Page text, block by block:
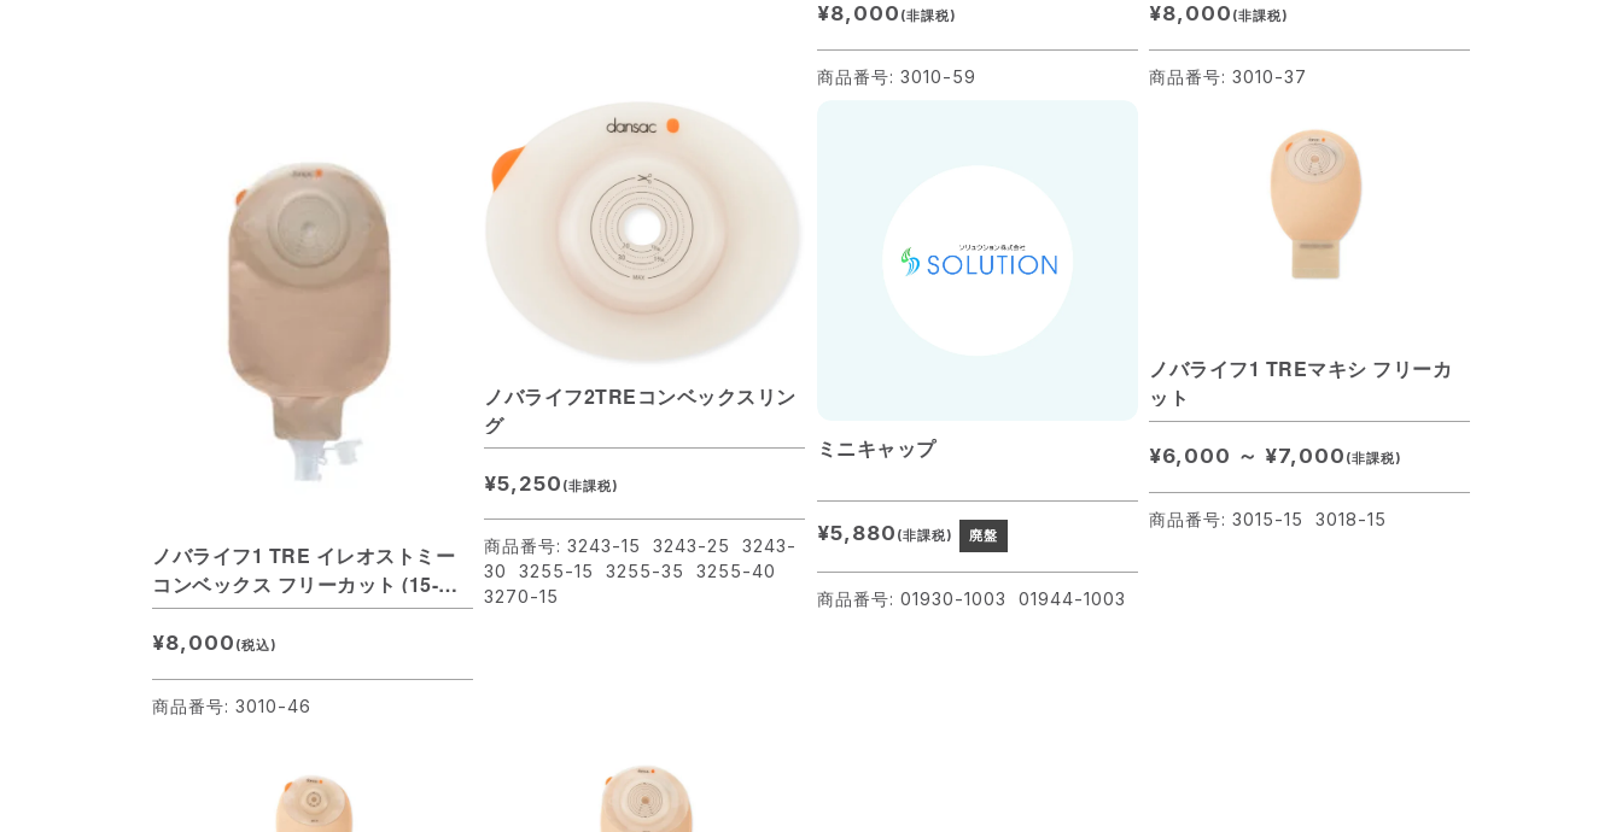
¥8,000 (非課税)
商品番号: 3010-59
¥8,000 (非課税)
商品番号: 3010-37
ノバライフ1 TRE イレオストミー
コンベックス フリーカット (15-
46mm) 透明
¥8,000 (税込)
商品番号: 3010-46
ノバライフ2TREコンベックスリン
グ
¥5,250 (非課税)
商品番号: 3243-15 3243-25 3243-
30 3255-15 3255-35 3255-40
3270-15
ミニキャップ
¥5,880 (非課税) 廃盤
商品番号: 01930-1003 01944-1003
ノバライフ1 TREマキシ フリーカ
ット
¥6,000 ～ ¥7,000 (非課税)
商品番号: 3015-15 3018-15